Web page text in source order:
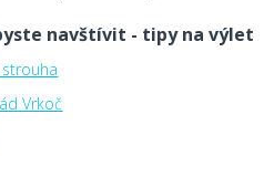
navštívit - tipy na výlet
Vrkoč